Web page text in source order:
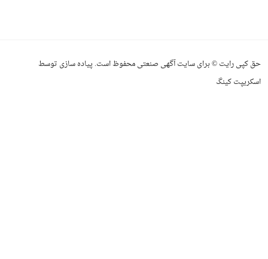
حق کپی رایت © برای سایت آگهی صنعتی محفوظ است. پیاده سازی توسط
اسکریپت کینگ